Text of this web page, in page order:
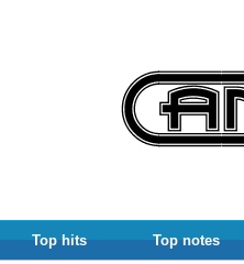
Top hits Top notes